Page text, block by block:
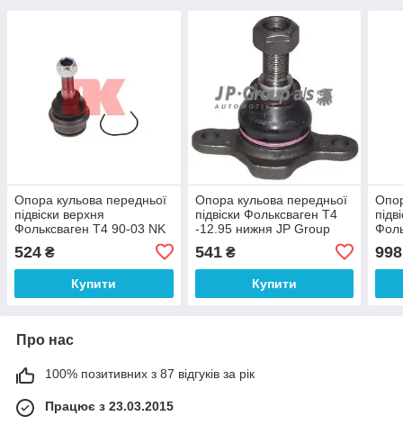
Опора кульова передньої
підвіски верхня
Фольксваген Т4 90-03 NK
524 ₴
Купити
Опора кульова передньої
підвіски Фольксваген Т4
-12.95 нижня JP Group
541₴
Купити
998
Про нас
100% позитивних з 87 відгуків за рік
Працює з 23.03.2015